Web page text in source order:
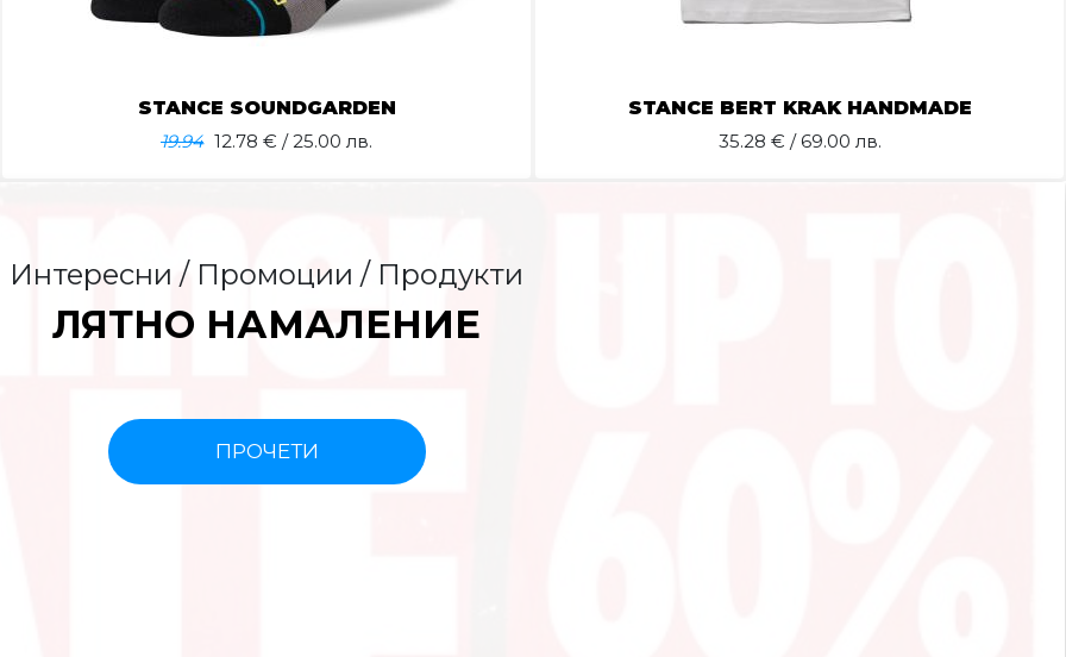
STANCE SOUNDGARDEN
19.94 12.78 € / 25.00 лв.
STANCE BERT KRAK HANDMADE
35.28 € / 69.00 лв.
Интересни / Промоции / Продукти
ЛЯТНО НАМАЛЕНИЕ
ПРОЧЕТИ